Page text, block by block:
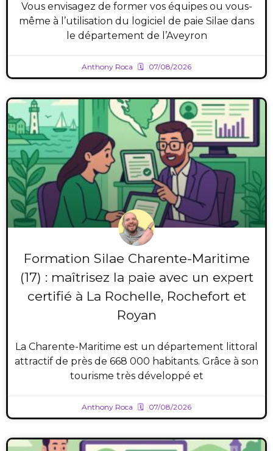
Vous envisagez de former vos équipes ou vous-
même à l’utilisation du logiciel de paie Silae dans
le département de l’Aveyron
Anthony Roca 07/08/2026
Formation Silae Charente-Maritime
(17) : maîtrisez la paie avec un expert
certifié à La Rochelle, Rochefort et
Royan
La Charente-Maritime est un département littoral
attractif de près de 668 000 habitants. Grâce à son
tourisme très développé et
Anthony Roca 07/08/2026